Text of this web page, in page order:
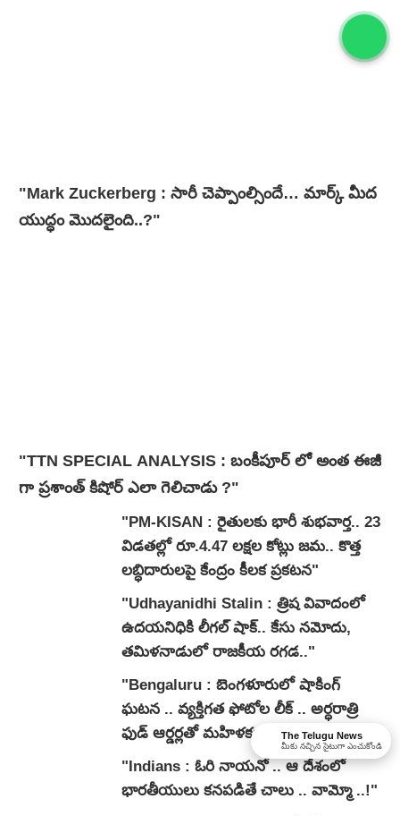
"Mark Zuckerberg : సారీ చెప్పాంల్సిందే… మార్క్ మీద
యుద్ధం మొదలైంది..?"
"TTN SPECIAL ANALYSIS : బంకీపూర్ లో అంత ఈజీ
గా ప్రశాంత్ కిషోర్ ఎలా గెలిచాడు ?"
"PM-KISAN : రైతులకు భారీ శుభవార్త.. 23
విడతల్లో రూ.4.47 లక్షల కోట్లు జమ.. కొత్త
లబ్ధిదారులపై కేంద్రం కీలక ప్రకటన"
"Udhayanidhi Stalin : త్రిష వివాదంలో
ఉదయనిధికి లీగల్ షాక్.. కేసు నమోదు,
తమిళనాడులో రాజకీయ రగడ.."
"Bengaluru : బెంగళూరులో షాకింగ్
ఘటన .. వ్యక్తిగత ఫోటోల లీక్ .. అర్ధరాత్రి
ఫుడ్ ఆర్డర్లతో మహిళకు నరకం"
"Indians : ఓరి నాయనో .. ఆ దేశంలో
భారతీయులు కనపడితే చాలు .. వామ్మో ..!"
The Telugu News
మీకు నచ్చిన సైటుగా ఎంచుకోండి